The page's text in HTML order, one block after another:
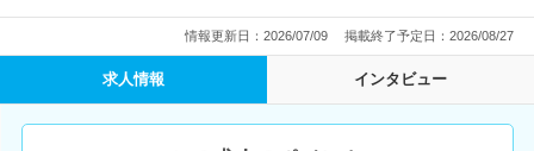
情報更新日：2026/07/09 掲載終了予定日：2026/08/27
求人情報 インタビュー